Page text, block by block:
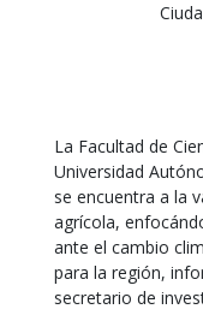
La Facultad de
Universidad
se encuentra a la
agrícola,
ante el cambio
para la región,
secretario de